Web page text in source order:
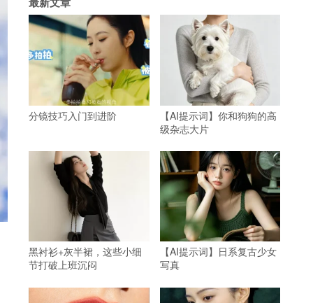
分镜技巧入门到进阶
【AI提示词】你和狗狗的高
级杂志大片
黑衬衫+灰半裙，这些小细
节打破上班沉闷
【AI提示词】日系复古少女
写真